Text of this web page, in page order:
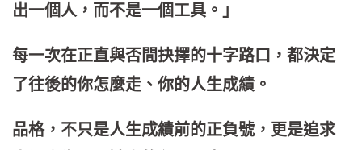
出一個人，而不是一個工具。」
每一次在正直與否間抉擇的十字路口，都決定
了往後的你怎麼走、你的人生成績。
品格，不只是人生成績前的正負號，更是追求